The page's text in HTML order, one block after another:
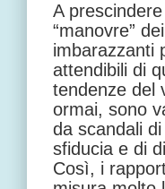
A
“manovre”
imbarazzanti
attendibili di
tendenze del
ormai, sono
da scandali
sfiducia e di
Così, i